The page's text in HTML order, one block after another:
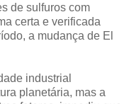
de sulfuros com
certa e verificada
a mudança de El
industrial
planetária, mas a